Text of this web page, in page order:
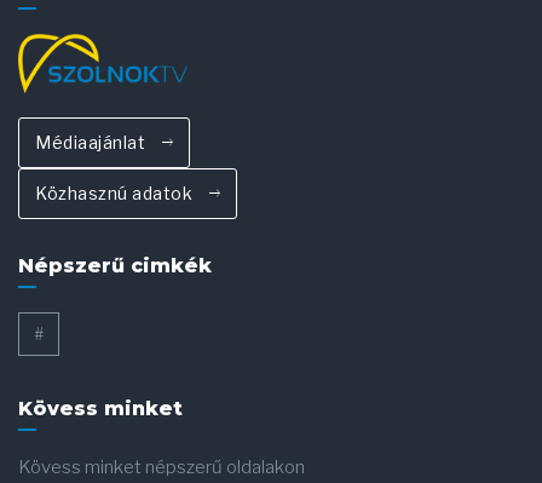
Médiaajánlat
Közhasznú adatok
Népszerű cimkék
#
Kövess minket
Kövess minket népszerű oldalakon